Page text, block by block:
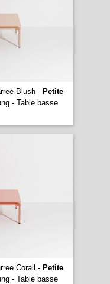
Blush - Petite
- Table basse
Corail - Petite
- Table basse